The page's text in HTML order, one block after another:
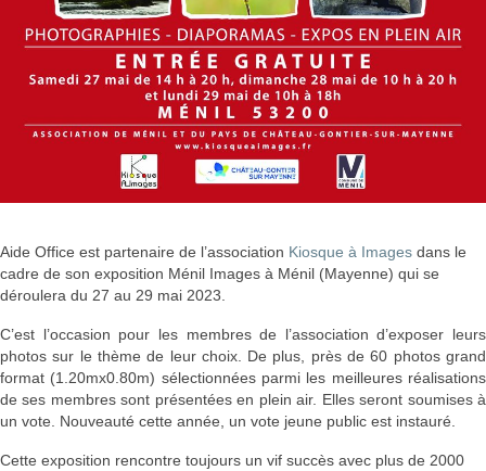
Aide Office est partenaire de l’association Kiosque à Images dans le
cadre de son exposition Ménil Images à Ménil (Mayenne) qui se
déroulera du 27 au 29 mai 2023.
C’est l’occasion pour les membres de l’association d’exposer leurs
photos sur le thème de leur choix. De plus, près de 60 photos grand
format (1.20mx0.80m) sélectionnées parmi les meilleures réalisations
de ses membres sont présentées en plein air. Elles seront soumises à
un vote. Nouveauté cette année, un vote jeune public est instauré.
Cette exposition rencontre toujours un vif succès avec plus de 2000